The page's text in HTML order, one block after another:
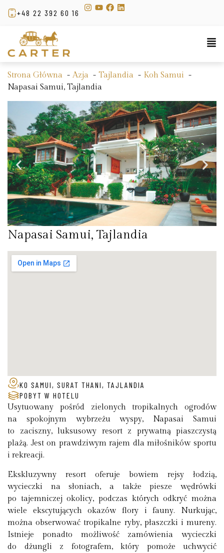
+48 22 392 60 16
Strona Główna Azja Tajlandia
Koh Samui
Napasai Samui, Tajlandia
Napasai Samui, Tajlandia
KO SAMUI, SURAT THANI, TAJLANDIA
POBYT W HOTELU
Usytuowany pośród zielonych tropikalnych ogrodów
na spokojnym wybrzeżu wyspy, Napasai Samui
to zaciszny, luksusowy resort z prywatną piaszczystą
plażą. Jest on prawdziwym rajem dla miłośników sportu
i rekreacji.
Ekskluzywny resort oferuje bowiem rejsy łodzią,
wycieczki na słoniach, a także piesze wędrówki
po tajemniczej okolicy, podczas których odkryć można
wiele ekscytujących okazów flory i fauny. Nurkując,
można obserwować tropikalne ryby, płaszczki i mureny.
Istnieje ponadto możliwość zamówienia wycieczki
do dżungli z fotografem, który pomoże uchwycić